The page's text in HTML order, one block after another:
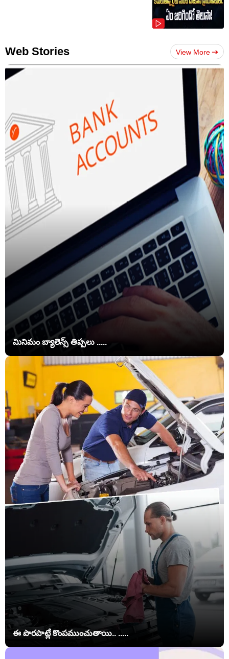
Web Stories View More
మినిమం బ్యాలెన్స్ తిప్పలు .....
ఈ పొరపాట్లే కొంపముంచుతాయి.. .....